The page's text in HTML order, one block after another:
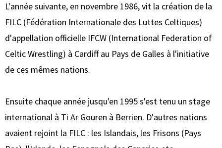
L'année suivante, en novembre 1986, vit la création de la
FILC (Fédération Internationale des Luttes Celtiques)
d'appellation officielle IFCW (International Federation of
Celtic Wrestling) à Cardiff au Pays de Galles à l'initiative
de ces mêmes nations.
Ensuite chaque année jusqu'en 1995 s'est tenu un stage
international à Ti Ar Gouren à Berrien. D'autres nations
avaient rejoint la FILC : les Islandais, les Frisons (Pays